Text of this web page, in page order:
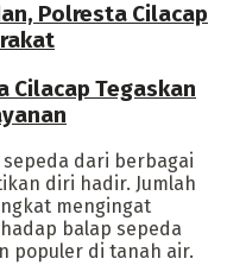
Polresta Cilacap
Cilacap Tegaskan
dari berbagai
diri hadir. Jumlah
mengingat
balap sepeda
populer di tanah air.